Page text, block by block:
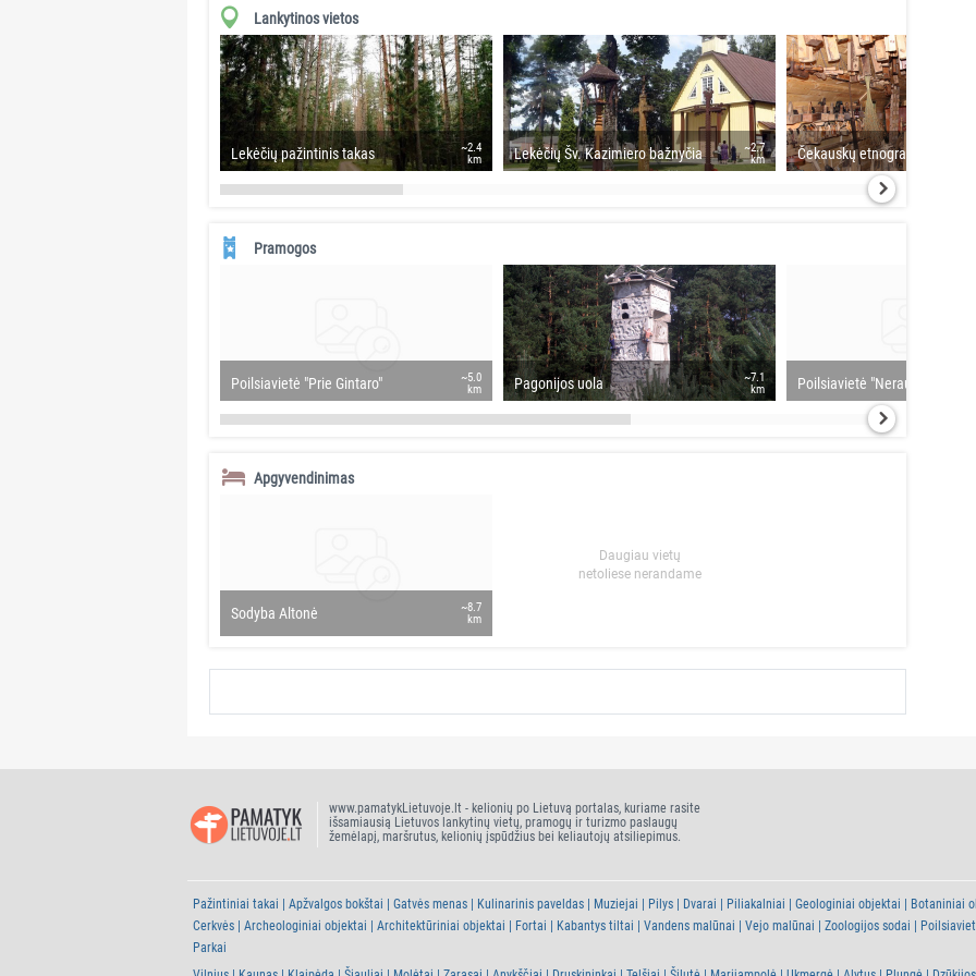
Lankytinos vietos
Lekėčių pažintinis takas
~2.4
km
Lekėčių Šv. Kazimiero bažnyčia
~2.7
km
Čekauskų etnografijos
Pramogos
Poilsiavietė "Prie Gintaro"
~5.0
km
Pagonijos uola
~7.1
km
Poilsiavietė "Nerauk rūtų"
Apgyvendinimas
Sodyba Altonė
~8.7
km
Daugiau vietų
netoliese nerandame
www.pamatykLietuvoje.lt - kelionių po Lietuvą portalas, kuriame rasite
išsamiausią Lietuvos lankytinų vietų, pramogų ir turizmo paslaugų
žemėlapį, maršrutus, kelionių įspūdžius bei keliautojų atsiliepimus.
Pažintiniai takai Apžvalgos bokštai Gatvės menas Kulinarinis paveldas Muziejai Pilys Dvarai Piliakalniai Geologiniai objektai Botaniniai
Cerkvės
Archeologiniai objektai Architektūriniai objektai Fortai Kabantys tiltai Vandens malūnai Vejo malūnai Zoologijos sodai
Parkai